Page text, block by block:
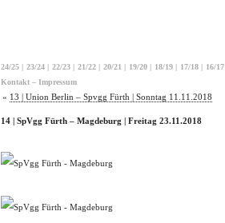
24/25 | 23/24 | 22/23 | 21/22 | 20/21 | 19/20 | 18/19 | 17/18 | 16/17
Kontakt – Impressum
« 13 | Union Berlin – Spvgg Fürth | Sonntag 11.11.2018
14 | SpVgg Fürth – Magdeburg | Freitag 23.11.2018